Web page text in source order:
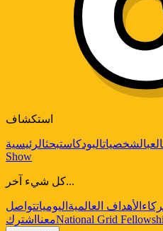
استكشاف
العبالشخصياتالبودكاستبحثالرئيسية
Show
كل شيء آخر...
الأهداف العالمية اليومياتتواصل
معنا اشترك National Grid